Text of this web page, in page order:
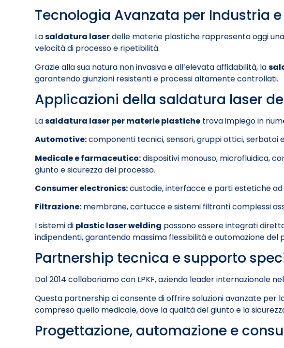
Tecnologia Avanzata per Industria
Lasaldatura laserdelle materie plastiche rappresenta oggi
velocità di processo e ripetibilità.
Grazie alla sua natura non invasiva e all’elevata affidabilità, la
garantendo giunzioni resistenti e processi altamente controllati.
Applicazioni della saldatura laser
Lasaldatura laser per materie plastiche trova impiego in
Automotive:componenti tecnici, sensori, gruppi ottici,
Medicale e farmaceutico:dispositivi monouso, microfluidica,
giunto e sicurezza del processo.
Consumer electronics:custodie, interfacce e parti estetiche
Filtrazione: membrane, cartucce e sistemi filtranti complessi
I sistemi di plastic laser welding possono essere integrati
indipendenti, garantendo massima flessibilità e automazione del
Partnership tecnica e supporto
Dal 2014 collaboriamo con LPKF, azienda leader internazionale
Questa partnership ci consente di offrire soluzioni avanzate
compreso quello medicale, dove la qualità del giunto e la
Progettazione, automazione e